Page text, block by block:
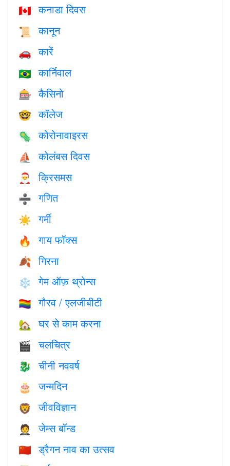
🇨🇦 कनाडा दिवस
📜 कानून
🚗 कारें
🇧🇷 कार्निवाल
🎰 कैसिनो
🤓 कॉलेज
🦠 कोरोनावाइरस
⛵️ कोलंबस दिवस
🎅 क्रिसमस
➗ गणित
☀️ गर्मी
🔥 गाय फॉक्स
🍂 गिरना
❄️ गेम ऑफ़ थ्रोन्स
🏳️‍🌈 गौरव / एलजीबीटी
🏡 घर से काम करना
🎬 चलचित्र
🐉 चीनी नववर्ष
🎂 जन्मदिन
🦁 जीवविज्ञान
🤵 जेम्स बॉन्ड
🇨🇳 ड्रैगन नाव का उत्सव